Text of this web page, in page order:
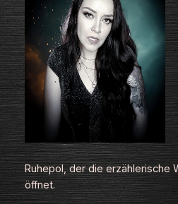
Ruhepol, der die erzählerische
öffnet.